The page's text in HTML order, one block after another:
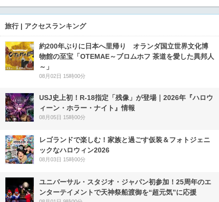
旅行 | アクセスランキング
約200年ぶりに日本へ里帰り オランダ国立世界文化博
物館の至宝「OTEMAE～ブロムホフ 茶道を愛した異邦人
～」
08月02日 15時00分
USJ史上初！R-18指定「残像」が登場｜2026年『ハロウ
ィーン・ホラー・ナイト』情報
08月05日 15時00分
レゴランドで楽しむ！家族と過ごす仮装＆フォトジェニ
ックなハロウィン2026
08月03日 15時00分
ユニバーサル・スタジオ・ジャパン初参加！25周年のエ
ンターテイメントで天神祭船渡御を“超元気”に応援